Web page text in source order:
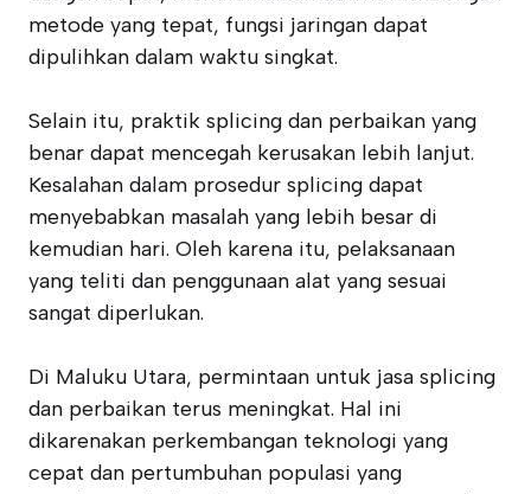
metode yang tepat, fungsi jaringan dapat
dipulihkan dalam waktu singkat.
Selain itu, praktik splicing dan perbaikan yang
benar dapat mencegah kerusakan lebih lanjut.
Kesalahan dalam prosedur splicing dapat
menyebabkan masalah yang lebih besar di
kemudian hari. Oleh karena itu, pelaksanaan
yang teliti dan penggunaan alat yang sesuai
sangat diperlukan.
Di Maluku Utara, permintaan untuk jasa splicing
dan perbaikan terus meningkat. Hal ini
dikarenakan perkembangan teknologi yang
cepat dan pertumbuhan populasi yang